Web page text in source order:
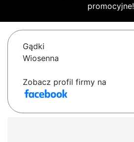
promocyjne!
Gądki
Wiosenna
Zobacz profil firmy na